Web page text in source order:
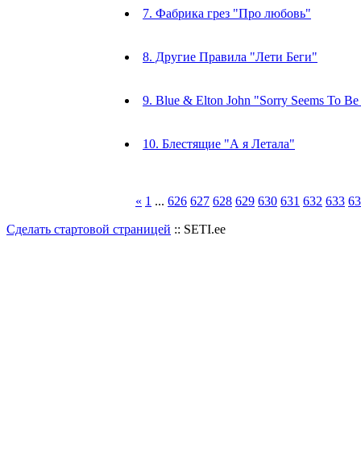
7. Фабрика грез "Про любовь"
8. Другие Правила "Лети Беги"
9. Blue & Elton John "Sorry Seems To
10. Блестящие "А я Летала"
« 1 ... 626 627 628 629 630 631 632 633
Сделать стартовой страницей :: SETI.ee